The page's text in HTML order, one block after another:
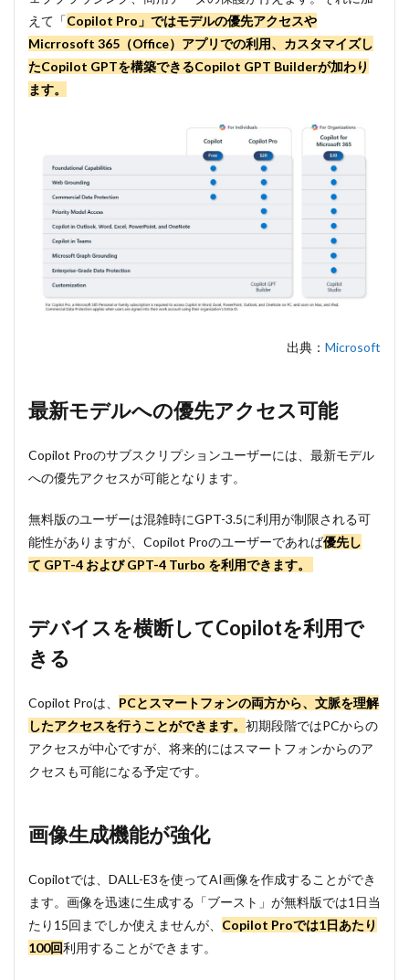
できる
4
画像
生成
機能
Microsoft
365 アプ
リで
Copilotを
操作
6
独
自の
Copilot
まと
め
えて「Copilot Pro」ではモデルの優先アクセスや
Micrrosoft 365（Office）アプリでの利用、カスタマイズし
たCopilot GPTを構築できるCopilot GPT Builderが加わり
ます。
出典： Microsoft
最新モデルへの優先アクセス可能
Copilot Proのサブスクリプションユーザーには、最新モデル
への優先アクセスが可能となります。
無料版のユーザーは混雑時にGPT-3.5に利用が制限される可
能性がありますが、Copilot Proのユーザーであれば優先し
て GPT-4 および GPT-4 Turbo を利用できます。
デバイスを横断してCopilotを利用で
きる
Copilot Proは、 PCとスマートフォンの両方から、文脈を理解
したアクセスを行うことができます。 初期段階ではPCからの
アクセスが中心ですが、将来的にはスマートフォンからのア
クセスも可能になる予定です。
画像生成機能が強化
Copilotでは、DALL-E3を使ってAI画像を作成することができ
ます。画像を迅速に生成する「ブースト」が無料版では1日当
たり15回までしか使えませんが、 Copilot Proでは1日あたり
100回利用することができます。